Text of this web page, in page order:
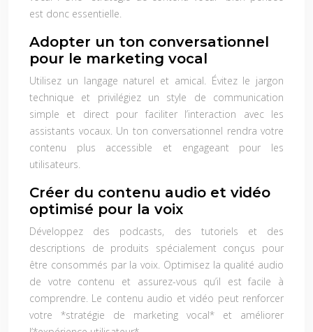
est donc essentielle.
Adopter un ton conversationnel
pour le marketing vocal
Utilisez un langage naturel et amical. Évitez le jargon
technique et privilégiez un style de communication
simple et direct pour faciliter l’interaction avec les
assistants vocaux. Un ton conversationnel rendra votre
contenu plus accessible et engageant pour les
utilisateurs.
Créer du contenu audio et vidéo
optimisé pour la voix
Développez des podcasts, des tutoriels et des
descriptions de produits spécialement conçus pour
être consommés par la voix. Optimisez la qualité audio
de votre contenu et assurez-vous qu’il est facile à
comprendre. Le contenu audio et vidéo peut renforcer
votre *stratégie de marketing vocal* et améliorer